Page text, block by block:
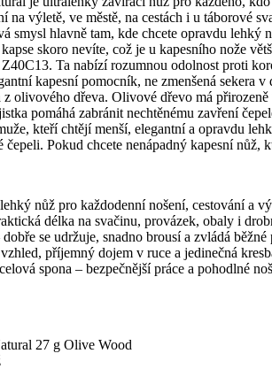
na výletě, ve městě, na cestách i u táborové
smysl hlavně tam, kde chcete opravdu
skoro nevíte, což je u kapesního nože
Ta nabízí rozumnou odolnost proti
kapesní pomocník, ne zmenšená sekera v
olivového dřeva. Olivové dřevo má
pomáhá zabránit nechtěnému zavření
kteří chtějí menší, elegantní a opravdu
čepeli. Pokud chcete nenápadný kapesní
nůž pro každodenní nošení, cestování a
délka na svačinu, provázek, obaly i
se udržuje, snadno brousí a zvládá běžné
příjemný dojem v ruce a jedinečná
spona – bezpečnější práce a pohodlné
27 g Olive Wood